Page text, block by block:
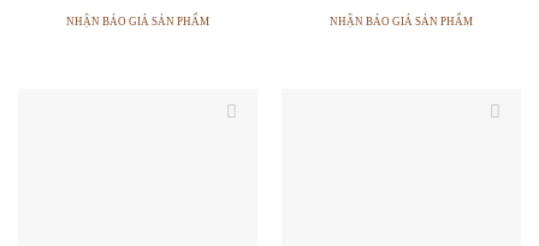
NHẬN BÁO GIÁ SẢN PHẨM NHẬN BÁO GIÁ SẢN PHẨM